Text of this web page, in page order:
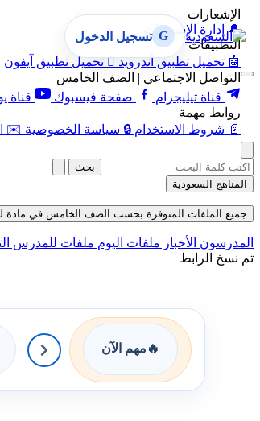
الإشعارات
🔔 إدارة الإشعارات
التطبيقات
🤖 تحميل تطبيق أندرويد  تحميل تطبيق آيفون
التواصل الاجتماعي | الصف الخامس
قناة تيليجرام
صفحة فيسبوك قناة
روابط مهمة
📄 شروط الاستخدام 🔒 سياسة الخصوصية ✉️
G تسجيل الدخول
بحث
المناهج السعودية
جميع الملفات المتوفرة بحسب الصف الخامس في مادة لغة
المدرسون الأخبار ملفات اليوم ملفات للمدرس
تم نسخ الرابط
🔥 مهم الآن